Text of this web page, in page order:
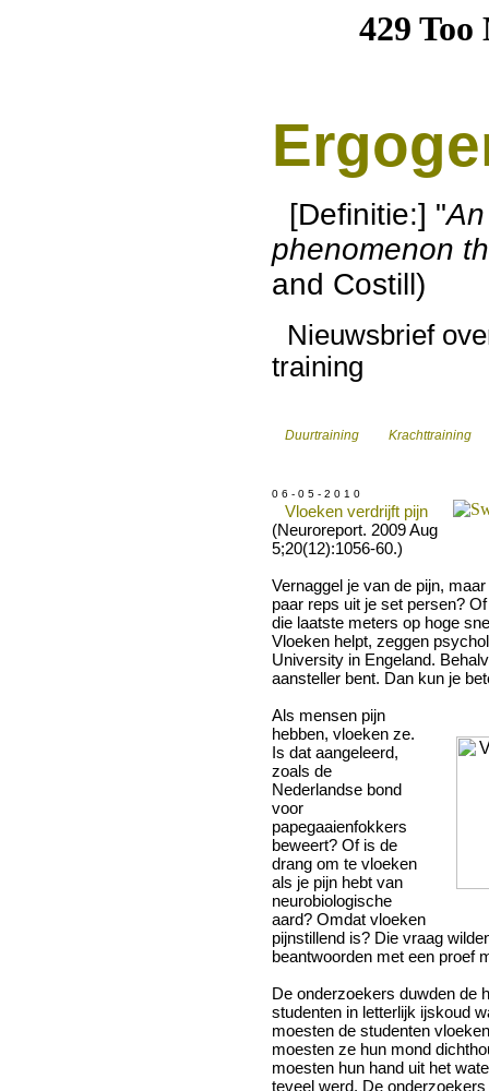
[Definitie:] "
phenomenon
and Costill)
Nieuwsbrief
training
Duurtraining Krachttraining
0 6 - 0 5 - 2 0 1 0
Vloeken verdrijft pijn
(Neuroreport. 2009 Aug
5;20(12):1056-60.)
Vernaggel je van de pijn,
paar reps uit je set persen?
die laatste meters op hoge
Vloeken helpt, zeggen
University in Engeland.
aansteller bent. Dan kun je
Als mensen pijn
hebben, vloeken ze.
Is dat aangeleerd,
zoals de
Nederlandse bond
voor
papegaaienfokkers
beweert? Of is de
drang om te vloeken
als je pijn hebt van
neurobiologische
aard? Omdat vloeken
pijnstillend is? Die vraag
beantwoorden met een proef
De onderzoekers duwden de
studenten in letterlijk ijskoud
moesten de studenten
moesten ze hun mond
moesten hun hand uit het
teveel werd. De